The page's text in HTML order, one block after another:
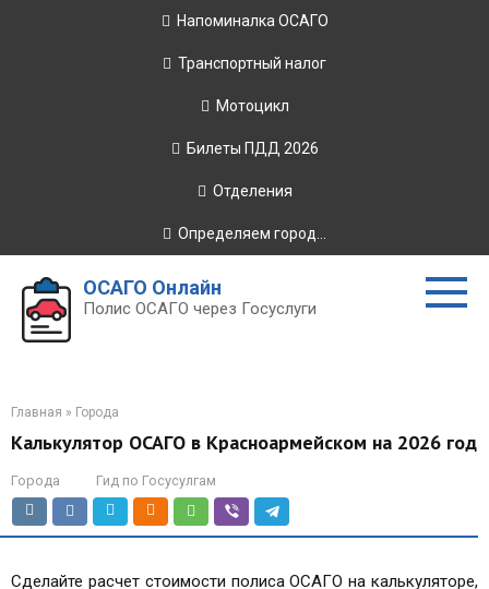
Напоминалка ОСАГО
Транспортный налог
Мотоцикл
Билеты ПДД 2026
Отделения
Определяем город...
ОСАГО Онлайн
Полис ОСАГО через Госуслуги
Главная » Города
Калькулятор ОСАГО в Красноармейском на 2026 год
Города Гид по Госусулгам
Сделайте расчет стоимости полиса ОСАГО на калькуляторе,